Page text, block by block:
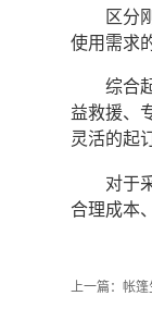
区分
使用需求
综合
益救援、
灵活的起
对于
合理成本
上一篇： 帐篷